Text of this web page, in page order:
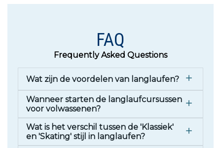
FAQ
Frequently Asked Questions
Wat zijn de voordelen van langlaufen?
Wanneer starten de langlaufcursussen
voor volwassenen?
Wat is het verschil tussen de 'Klassiek'
en 'Skating' stijl in langlaufen?